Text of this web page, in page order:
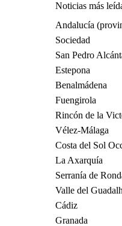
Noticias más
Andalucía
Sociedad
San Pedro
Estepona
Benalmádena
Fuengirola
Rincón de la
Vélez-Málaga
Costa del Sol
La Axarquía
Serranía de
Valle del
Cádiz
Granada